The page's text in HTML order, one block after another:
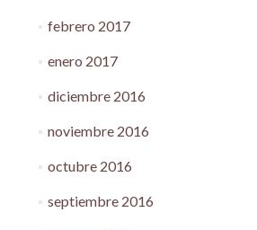
febrero 2017
enero 2017
diciembre 2016
noviembre 2016
octubre 2016
septiembre 2016